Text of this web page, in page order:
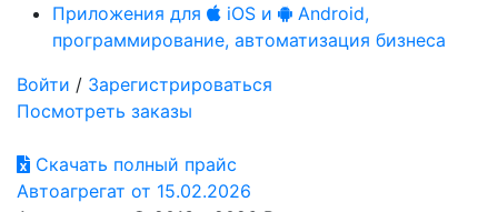
Приложения для
iOS и
Android,
программирование, автоматизация бизнеса
Войти / Зарегистрироваться
Посмотреть заказы
Скачать полный прайс
Автоагрегат от 15.02.2026